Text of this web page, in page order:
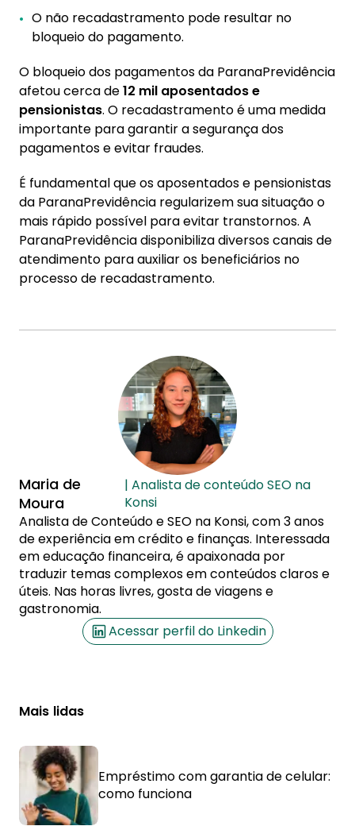
O não recadastramento pode resultar no
bloqueio do pagamento.
O bloqueio dos pagamentos da ParanaPrevidência
afetou cerca de12 mil aposentados e
pensionistas. O recadastramento é uma medida
importante para garantir a segurança dos
pagamentos e evitar fraudes.
É fundamental que os aposentados e pensionistas
da ParanaPrevidência regularizem sua situação o
mais rápido possível para evitar transtornos. A
ParanaPrevidência disponibiliza diversos canais de
atendimento para auxiliar os beneficiários no
processo de recadastramento.
Maria de
Moura
| Analista de conteúdo SEO na
Konsi
Analista de Conteúdo e SEO na Konsi, com 3 anos
de experiência em crédito e finanças. Interessada
em educação financeira, é apaixonada por
traduzir temas complexos em conteúdos claros e
úteis. Nas horas livres, gosta de viagens e
gastronomia.
Acessar perfil do Linkedin
Mais lidas
Empréstimo com garantia de celular:
como funciona